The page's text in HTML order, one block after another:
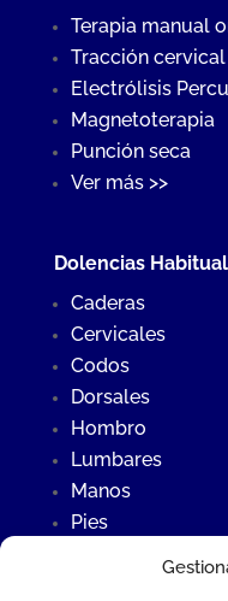
Terapia manual
Tracción
Electrólisis
Magnetoterapia
Punción seca
Ver más >>
Dolencias
Caderas
Cervicales
Codos
Dorsales
Hombro
Lumbares
Manos
Pies